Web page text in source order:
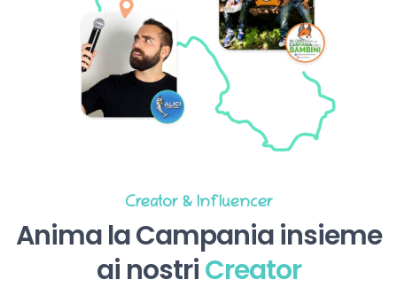
Creator & Influencer
Anima la Campania insieme
ai nostriCreator